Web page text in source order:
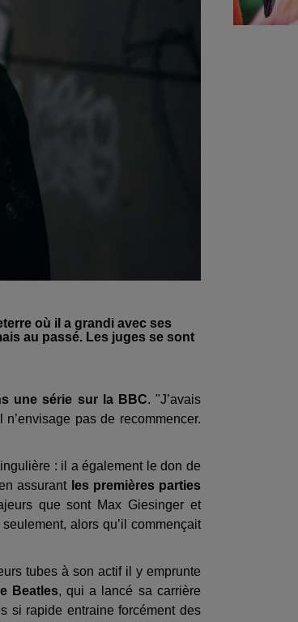
où il a grandi avec ses
au passé. Les juges se sont
une série sur la BBC. "J’avais
pas de recommencer.
: il a également le don de
assurant les premières parties
que sont Max Giesinger et
alors qu’il commençait
tubes à son actif il y emprunte
Beatles, qui a lancé sa carrière
si rapide entraine forcément des